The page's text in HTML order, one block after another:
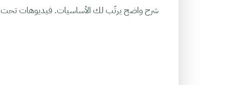
شرح واضح يرتّب لك الأساسيات. فيديوهات تحت 10 دقايق تغطي المنهج كامل.